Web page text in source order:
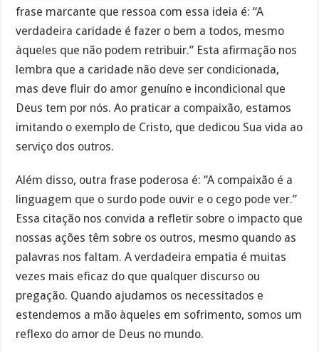
frase marcante que ressoa com essa ideia é: “A
verdadeira caridade é fazer o bem a todos, mesmo
àqueles que não podem retribuir.” Esta afirmação nos
lembra que a caridade não deve ser condicionada,
mas deve fluir do amor genuíno e incondicional que
Deus tem por nós. Ao praticar a compaixão, estamos
imitando o exemplo de Cristo, que dedicou Sua vida ao
serviço dos outros.
Além disso, outra frase poderosa é: “A compaixão é a
linguagem que o surdo pode ouvir e o cego pode ver.”
Essa citação nos convida a refletir sobre o impacto que
nossas ações têm sobre os outros, mesmo quando as
palavras nos faltam. A verdadeira empatia é muitas
vezes mais eficaz do que qualquer discurso ou
pregação. Quando ajudamos os necessitados e
estendemos a mão àqueles em sofrimento, somos um
reflexo do amor de Deus no mundo.